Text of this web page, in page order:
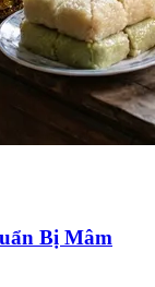
Bị Mâm